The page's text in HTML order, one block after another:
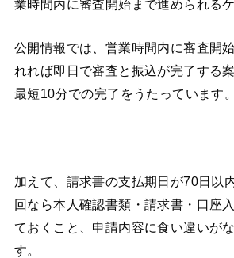
業時間内に審査開始まで進められるケ
公開情報では、営業時間内に審査開
れれば即日で審査と振込が完了する
最短10分での完了をうたっています。
加えて、請求書の支払期日が70日以
回なら本人確認書類・請求書・口座
ておくこと、申請内容に食い違いが
す。